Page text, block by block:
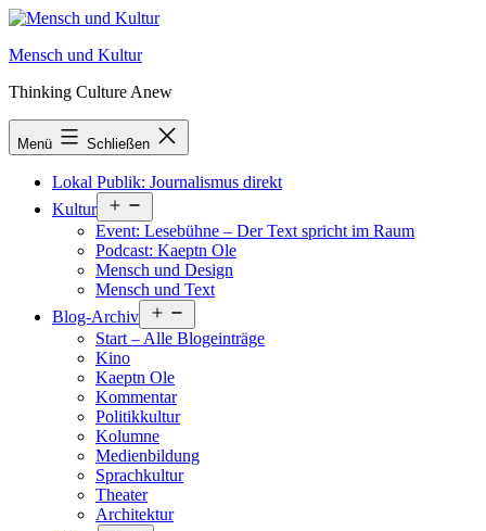
Zum
springen
Mensch und Kultur
Thinking Culture Anew
Menü Schließen
Lokal Publik: Journalismus direkt
Kultur
öffnen
Event: Lesebühne – Der Text spricht im Raum
Podcast: Kaeptn Ole
Mensch und Design
Mensch und Text
Blog-Archiv
öffnen
Start – Alle Blogeinträge
Kino
Kaeptn Ole
Kommentar
Politikkultur
Kolumne
Medienbildung
Sprachkultur
Theater
Architektur